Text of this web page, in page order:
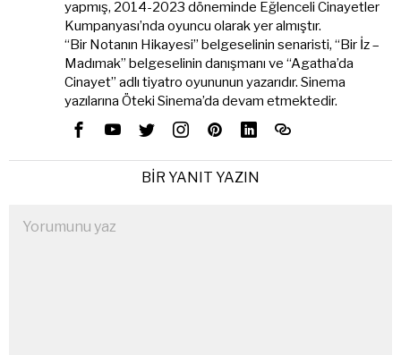
yapmış, 2014-2023 döneminde Eğlenceli Cinayetler
Kumpanyası’nda oyuncu olarak yer almıştır.
“Bir Notanın Hikayesi” belgeselinin senaristi, “Bir İz –
Madımak” belgeselinin danışmanı ve “Agatha’da
Cinayet” adlı tiyatro oyununun yazarıdır. Sinema
yazılarına Öteki Sinema’da devam etmektedir.
BIR YANIT YAZIN